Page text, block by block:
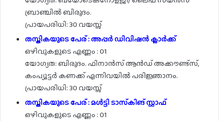
ബ്രാഞ്ചിൽ ബിരുദം.
പ്രായപരിധി: 30 വയസ്സ്
തസ്തികയുടെ പേര് : അപ്പർ ഡിവിഷൻ ക്ലാർക്ക്
ഒഴിവുകളുടെ എണ്ണം : 01
യോഗ്യത: ബിരുദം. ഫിനാൻസ് ആൻഡ് അക്കൗണ്ട്സ്,
കംപ്യൂട്ടർ കണക്ക് എന്നിവയിൽ പരിജ്ഞാനം.
പ്രായപരിധി: 30 വയസ്സ്
തസ്തികയുടെ പേര് : മൾട്ടി ടാസ്‌കിങ് സ്റ്റാഫ്
ഒഴിവുകളുടെ എണ്ണം : 01